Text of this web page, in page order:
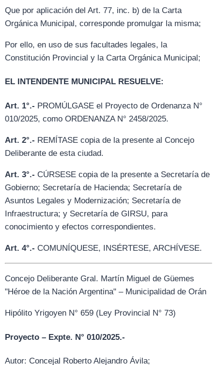
Que por aplicación del Art. 77, inc. b) de la Carta
Orgánica Municipal, corresponde promulgar la misma;
Por ello, en uso de sus facultades legales, la
Constitución Provincial y la Carta Orgánica Municipal;
EL INTENDENTE MUNICIPAL RESUELVE:
Art. 1°.- PROMÚLGASE el Proyecto de Ordenanza N°
010/2025, como ORDENANZA N° 2458/2025.
Art. 2°.- REMÍTASE copia de la presente al Concejo
Deliberante de esta ciudad.
Art. 3°.- CÚRSESE copia de la presente a Secretaría de
Gobierno; Secretaría de Hacienda; Secretaría de
Asuntos Legales y Modernización; Secretaría de
Infraestructura; y Secretaría de GIRSU, para
conocimiento y efectos correspondientes.
Art. 4°.- COMUNÍQUESE, INSÉRTESE, ARCHÍVESE.
Concejo Deliberante Gral. Martín Miguel de Güemes
"Héroe de la Nación Argentina" – Municipalidad de Orán
Hipólito Yrigoyen N° 659 (Ley Provincial N° 73)
Proyecto – Expte. N° 010/2025.-
Autor: Concejal Roberto Alejandro Ávila;